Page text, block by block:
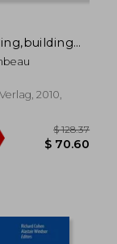
$
leaders
2010,